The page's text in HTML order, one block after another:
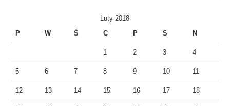
Luty 2018
P W Ś C P S N
1 2 3 4
5 6 7 8 9 10 11
12 13 14 15 16 17 18